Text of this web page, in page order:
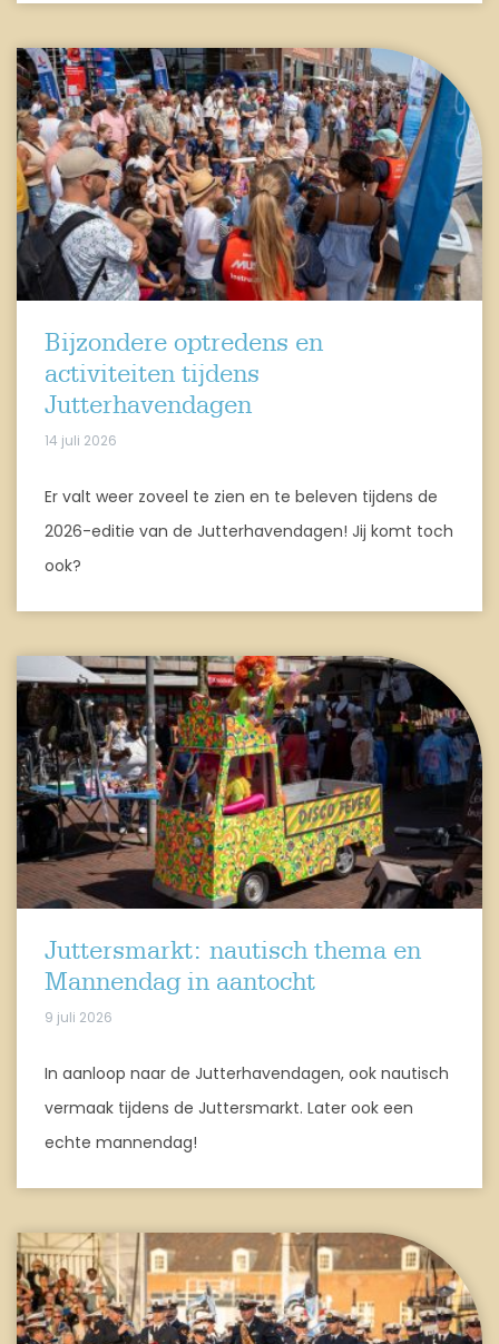
Bijzondere optredens en
activiteiten tijdens
Jutterhavendagen
14 juli 2026
Er valt weer zoveel te zien en te beleven tijdens de
2026-editie van de Jutterhavendagen! Jij komt toch
ook?
Juttersmarkt: nautisch thema en
Mannendag in aantocht
9 juli 2026
In aanloop naar de Jutterhavendagen, ook nautisch
vermaak tijdens de Juttersmarkt. Later ook een
echte mannendag!